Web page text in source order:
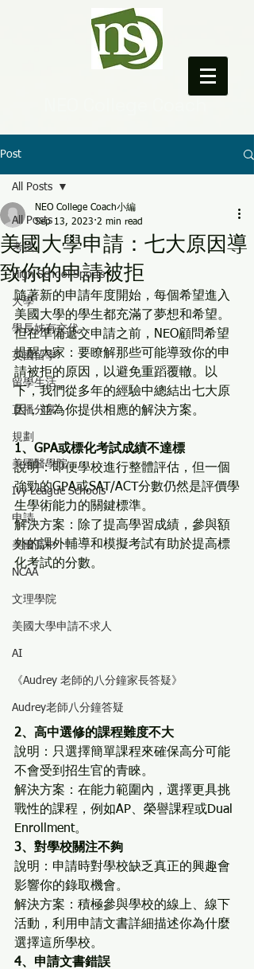
Post
All Posts
考試
High School Sports
大學
學長姊有交代
英國留學
留學生活
直播分享
規劃
美國醫學院
Ivy League Schools
申請
美國高中
NCAA
文理學院
美國大學申請不求人
AI
《Audrey 老師的八分鐘家長答疑》
Audrey老師八分鐘答疑
All Posts
美國大學申請：七大原因導
致你的申請被拒
NEO College Coach小編
Sep 13, 2023 2 min read
隨著新的申請年度開始，每個希望進入
美國大學的學生都充滿了夢想和希望。
但在準備遞交申請之前，NEO顧問希望
提醒大家：要瞭解那些可能導致你的申
請被拒的原因，以避免重蹈覆轍。以
下，我們從多年的經驗中總結出七大原
因，並為你提供相應的解決方案。
1、GPA或標化考試成績不達標
說明：即便學校進行整體評估，但一個
強勁的GPA或SAT/ACT分數仍然是評價學
生學術能力的關鍵標準。
解決方案：除了提高學習成績，參與額
外的課外輔導和模擬考試有助於提高標
化考試的分數。
2、高中選修的課程難度不大
說明：只選擇簡單課程來確保高分可能
不會受到招生官的青睞。
解決方案：在能力範圍內，選擇更具挑
戰性的課程，例如AP、榮譽課程或Dual
Enrollment。
3、對學校關注不夠
說明：申請時對學校缺乏真正的興趣會
影響你的錄取機會。
解決方案：積極參與學校的線上、線下
活動，利用申請文書詳細描述你為什麼
選擇這所學校。
4、申請文書錯誤